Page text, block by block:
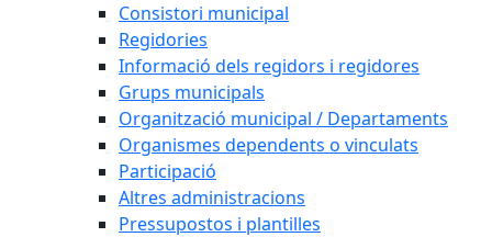
Consistori municipal
Regidories
Informació dels regidors i regidores
Grups municipals
Organització municipal / Departaments
Organismes dependents o vinculats
Participació
Altres administracions
Pressupostos i plantilles